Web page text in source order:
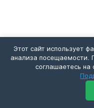
Подберите
Этот сайт использует
анализа посещаемости.
соглашаетесь на